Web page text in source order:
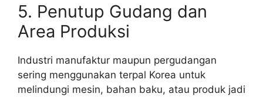
5. Penutup Gudang dan
Area Produksi
Industri manufaktur maupun pergudangan
sering menggunakan terpal Korea untuk
melindungi mesin, bahan baku, atau produk jadi